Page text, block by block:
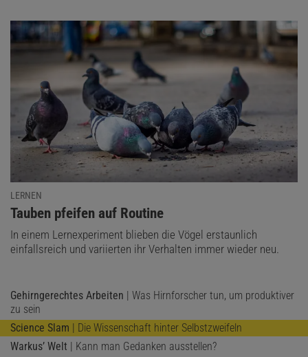
LERNEN
:
Tauben pfeifen auf Routine
In einem Lernexperiment blieben die Vögel erstaunlich
einfallsreich und variierten ihr Verhalten immer wieder neu.
Gehirngerechtes Arbeiten | Was Hirnforscher tun, um produktiver
zu sein
Science Slam | Die Wissenschaft hinter Selbstzweifeln
Warkus’ Welt | Kann man Gedanken ausstellen?